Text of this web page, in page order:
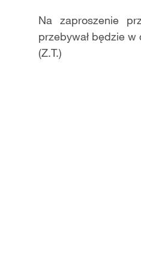
​Na zaproszenie
przebywał będzie
(Z.T.)